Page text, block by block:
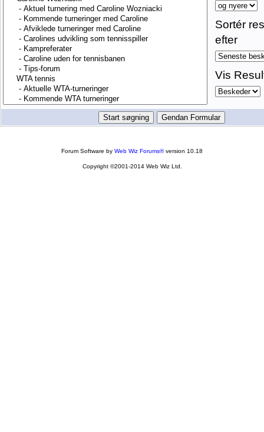
Sortér
efter
Vis
Forum Software by Web Wiz Forums®version 10.18
Copyright ©2001-2014 Web Wiz Ltd.